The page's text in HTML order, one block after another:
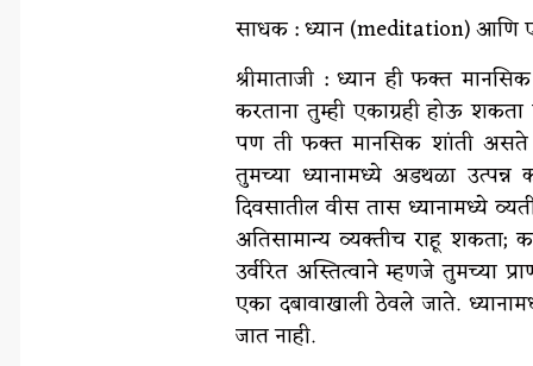
साधक : ध्यान (meditation) आणि
श्रीमाताजी : ध्यान ही फक्त
करताना तुम्ही एकाग्रही होऊ
पण ती फक्त मानसिक शांती असते
तुमच्या ध्यानामध्ये अडथळा
दिवसातील वीस तास ध्यानामध्ये
अतिसामान्य व्यक्तीच राहू
उर्वरित अस्तित्वाने म्हणजे तुमच्या
एका दबावाखाली ठेवले जाते.
जात नाही.